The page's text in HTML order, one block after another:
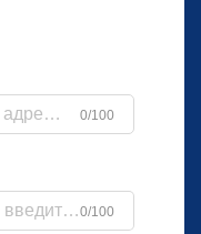
0/100
0/100